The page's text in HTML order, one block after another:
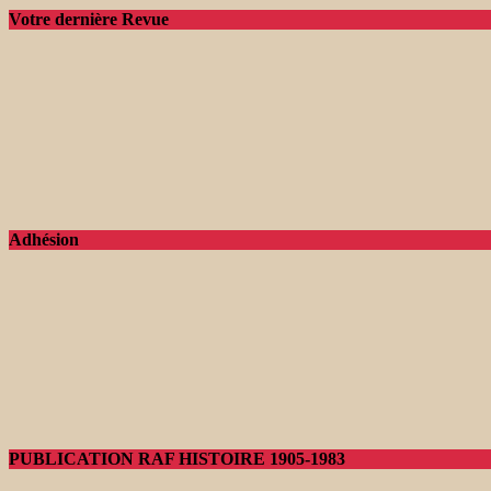
Votre dernière Revue
Adhésion
PUBLICATION RAF HISTOIRE 1905-1983